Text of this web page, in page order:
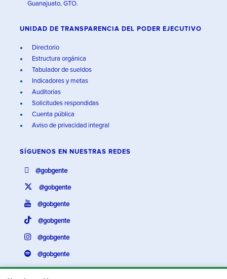
Guanajuato, GTO.
UNIDAD DE TRANSPARENCIA DEL PODER EJECUTIVO
Directorio
Estructura orgánica
Tabulador de sueldos
Indicadores y metas
Auditorías
Solicitudes respondidas
Cuenta pública
Aviso de privacidad integral
SÍGUENOS EN NUESTRAS REDES
@gobgente
@gobgente
@gobgente
@gobgente
@gobgente
@gobgente